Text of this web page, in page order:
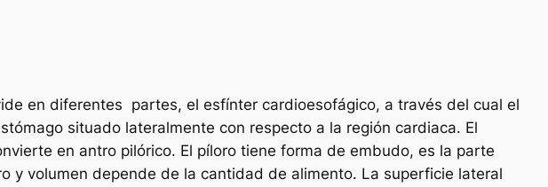
en diferentes partes, el esfínter cardioesofágico, a través del cual el
situado lateralmente con respecto a la región cardiaca. El
en antro pilórico. El píloro tiene forma de embudo, es la parte
y volumen depende de la cantidad de alimento. La superficie lateral